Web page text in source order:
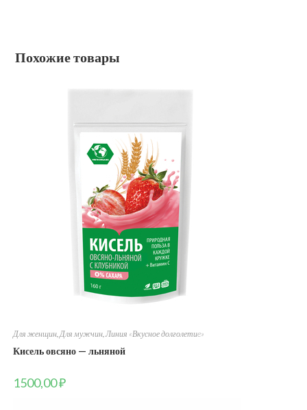
Похожие товары
Для женщин,Для мужчин,Линия «Вкусное долголетиe»
Кисель овсяно — льняной
1500,00₽